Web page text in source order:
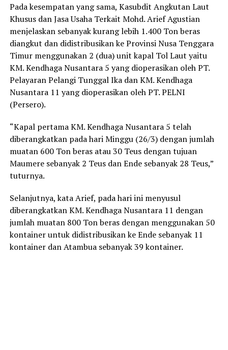
Pada kesempatan yang sama, Kasubdit Angkutan Laut
Khusus dan Jasa Usaha Terkait Mohd. Arief Agustian
menjelaskan sebanyak kurang lebih 1.400 Ton beras
diangkut dan didistribusikan ke Provinsi Nusa Tenggara
Timur menggunakan 2 (dua) unit kapal Tol Laut yaitu
KM. Kendhaga Nusantara 5 yang dioperasikan oleh PT.
Pelayaran Pelangi Tunggal Ika dan KM. Kendhaga
Nusantara 11 yang dioperasikan oleh PT. PELNI
(Persero).
“Kapal pertama KM. Kendhaga Nusantara 5 telah
diberangkatkan pada hari Minggu (26/3) dengan jumlah
muatan 600 Ton beras atau 30 Teus dengan tujuan
Maumere sebanyak 2 Teus dan Ende sebanyak 28 Teus,”
tuturnya.
Selanjutnya, kata Arief, pada hari ini menyusul
diberangkatkan KM. Kendhaga Nusantara 11 dengan
jumlah muatan 800 Ton beras dengan menggunakan 50
kontainer untuk didistribusikan ke Ende sebanyak 11
kontainer dan Atambua sebanyak 39 kontainer.